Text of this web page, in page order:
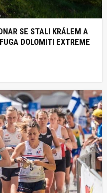
SE STALI KRÁLEM A
DOLOMITI EXTREME